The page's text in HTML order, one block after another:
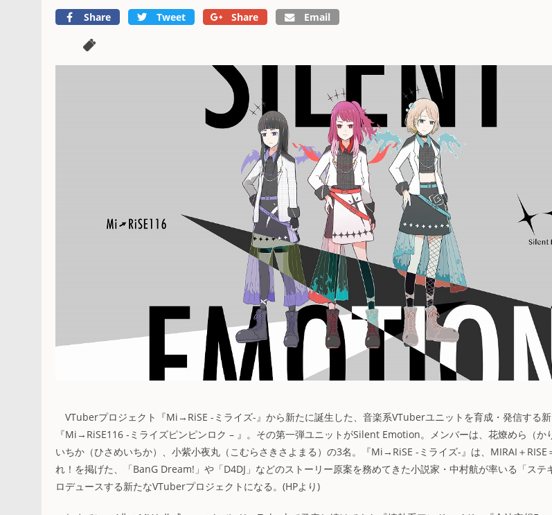
Share Tweet Share Email
VTuberプロジェクト『Mi→RiSE -ミライズ-』から新たに誕生した、音楽系VTuberユニットを育成・発信する
『Mi→RiSE116 -ミライズピンピンロク – 』。その第一弾ユニットがSilent Emotion。メンバーは、花燎めら（か
いちか（ひさめいちか）、小紫小夜丸（こむらさきさよまる）の3名。『Mi→RiSE -ミライズ-』は、MIRAI＋RISE
れ！を掲げた、「BanG Dream!」や「D4DJ」などのストーリー原案を務めてきた小説家・中村航が率いる「ステ
ロデュースする新たなVTuberプロジェクトになる。(HPより)